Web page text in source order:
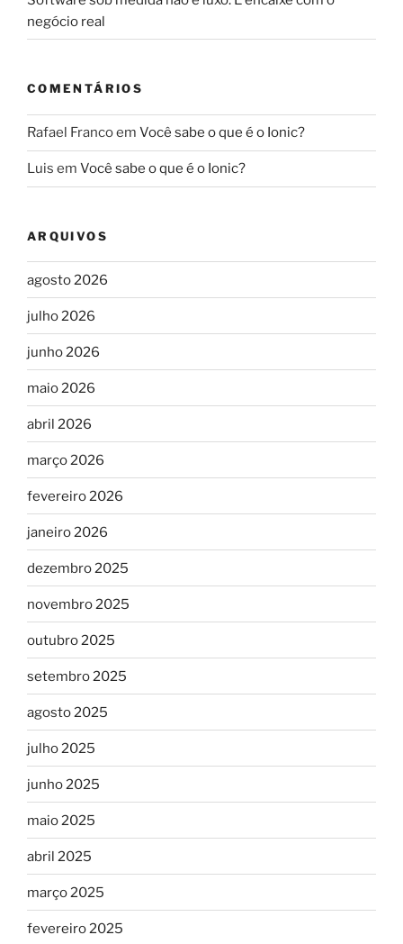
negócio real
COMENTÁRIOS
Rafael Francoem Você sabe o que é o Ionic?
Luis em Você sabe o que é o Ionic?
ARQUIVOS
agosto 2026
julho 2026
junho 2026
maio 2026
abril 2026
março 2026
fevereiro 2026
janeiro 2026
dezembro 2025
novembro 2025
outubro 2025
setembro 2025
agosto 2025
julho 2025
junho 2025
maio 2025
abril 2025
março 2025
fevereiro 2025